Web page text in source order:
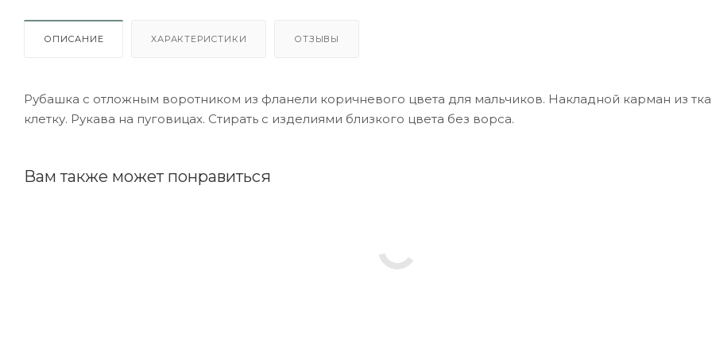
ОПИСАНИЕ ХАРАКТЕРИСТИКИ ОТЗЫВЫ
Рубашка с отложным воротником из фланели коричневого цвета для мальчиков. Накладной карман из
клетку. Рукава на пуговицах. Стирать с изделиями близкого цвета без ворса.
Вам также может понравиться